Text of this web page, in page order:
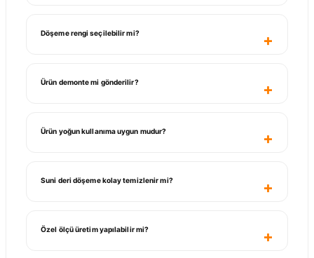
Döşeme rengi seçilebilir mi?
Ürün demonte mi gönderilir?
Ürün yoğun kullanıma uygun mudur?
Suni deri döşeme kolay temizlenir mi?
Özel ölçü üretim yapılabilir mi?